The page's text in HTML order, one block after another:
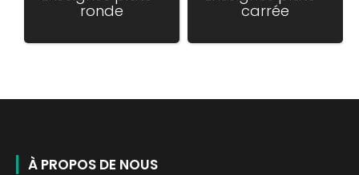
ronde
carrée
À PROPOS DE NOUS